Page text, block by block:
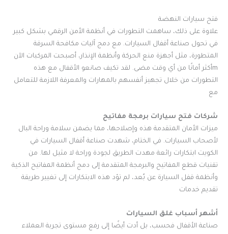
فتح سيارات النهضة
علاوة على ذلك، ساهمت التطورات في أنظمة الأمن الرقمي بشكل كبير
في تحول صناعة أقفال السيارات. مع دمج آليات مكافحة السرقة
المتطورة، مثل أجهزة منع الحركة وأنظمة الإنذار، أصبحت المركبات الآن
mأكثر أمانًا من أي وقت مضى. لقد تكيف صانعو الأقفال مع هذه
التطورات من خلال تجهيز أنفسهم بالمهارات والمعرفة اللازمة للتعامل
مع
شركات فتح سيارات برمجة مفاتيح
ميزات الأمان المتقدمة هذه وإصلاحها، مما يضمن سلامة وراحة البال
لأصحاب السيارات. في الختام، شهدت صناعة أقفال السيارات في
الكويت ابتكارات رائعة مهدت الطريق لجودة وراحة لا مثيل لها. من
تقنيات قطع المفاتيح والبرمجة المتقدمة إلى دمج أنظمة المفاتيح الذكية
وأنظمة قفل السيارة عن بُعد، لم تؤد هذه الابتكارات إلى تغيير طريقة
تقديم خدمات
أشهر أسباب غلق السيارات
صناعة الأقفال فحسب، بل أدت أيضًا إلى رفع مستوى تجربة العملاء